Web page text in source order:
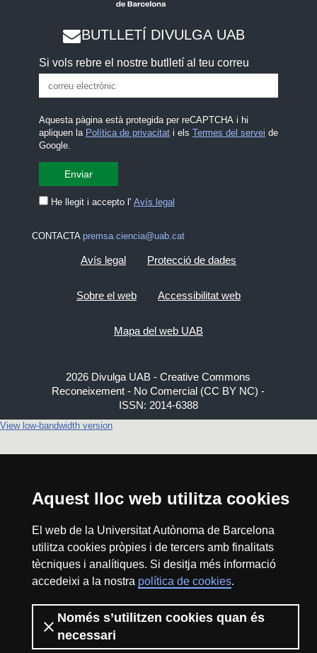
Aquest lloc web utilitza cookies
El web de la Universitat Autònoma de Barcelona
utilitza cookies pròpies i de tercers amb finalitats
tècniques i analítiques. Si desitja més informació
accedeixi a la nostra política de cookies.
Només s’utilitzen cookies quan és
necessari
BUTLLETÍ DIVULGA UAB
Si vols rebre el nostre butlletí al teu correu
Aquesta pàgina està protegida per reCAPTCHA i hi
apliquen la Política de privacitati els Termes del servei de
Google.
He llegit i accepto l' Avís legal
CONTACTA premsa.ciencia@uab.cat
Avís legal Protecció de dades
Sobre el web Accessibilitat web
Mapa del web UAB
2026 Divulga UAB - Creative Commons
Reconeixement - No Comercial (CC BY NC) -
ISSN: 2014-6388
View low-bandwidth version